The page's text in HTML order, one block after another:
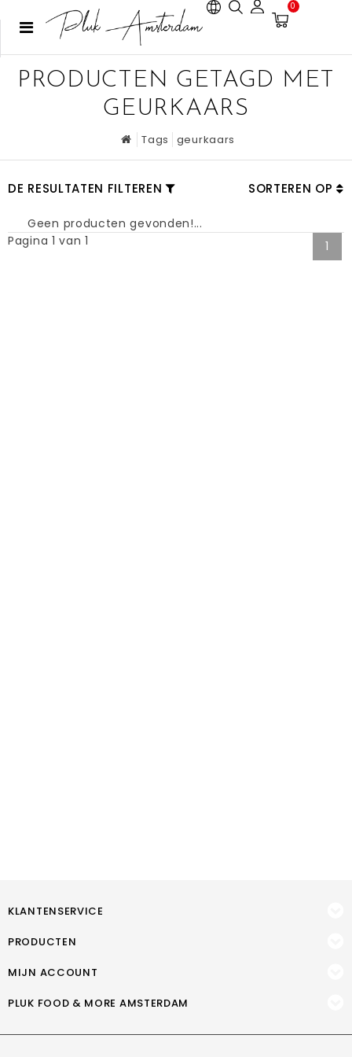
0
PRODUCTEN GETAGD MET
GEURKAARS
Tags geurkaars
DE RESULTATEN FILTEREN SORTEREN OP
Geen producten gevonden!...
Pagina 1 van 1
1
KLANTENSERVICE
PRODUCTEN
MIJN ACCOUNT
PLUK FOOD & MORE AMSTERDAM